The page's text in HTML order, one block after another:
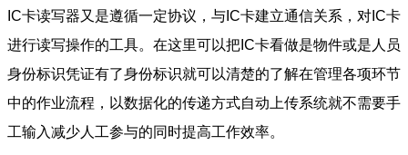
IC卡读写器又是遵循一定协议，与IC卡建立通信关系，对IC卡
进行读写操作的工具。在这里可以把IC卡看做是物件或是人员
身份标识凭证有了身份标识就可以清楚的了解在管理各项环节
中的作业流程，以数据化的传递方式自动上传系统就不需要手
工输入减少人工参与的同时提高工作效率。